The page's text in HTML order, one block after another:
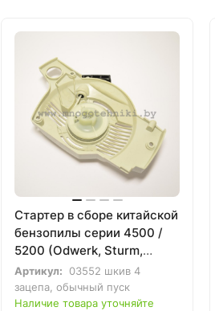
Стартер в сборе китайской
бензопилы серии 4500 /
5200 (Odwerk, Sturm,
Энергомаш)
Артикул:
03552 шкив 4
зацепа, обычный пуск
Наличие товара уточняйте